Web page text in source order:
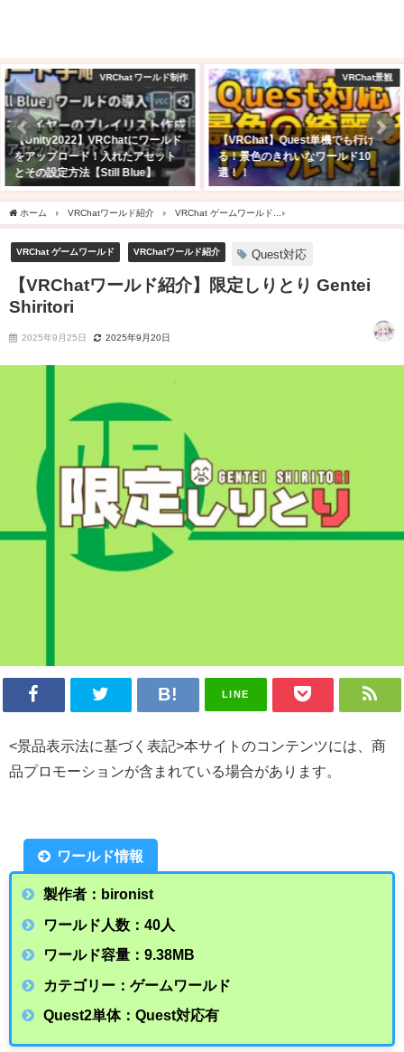
VRChat景観
【VRChat】Quest単機でも行け
る！景色のきれいなワールド10
選！！
amazon
2025年Amazonブラックフライデ
ーセール商品はどれ？私の気にな
ったセール品を紹介
ホーム VRChatワールド紹介 VRChat ゲームワールド
VRChat ゲームワールド VRChatワールド紹介 Quest対応
【VRChatワールド紹介】限定しりとり Gentei
Shiritori
2025年9月25日 2025年9月20日
LINE
<景品表示法に基づく表記>本サイトのコンテンツには、商
品プロモーションが含まれている場合があります。
ワールド情報
製作者：bironist
ワールド人数：40人
ワールド容量：9.38MB
カテゴリー：ゲームワールド
Quest2単体：Quest対応有